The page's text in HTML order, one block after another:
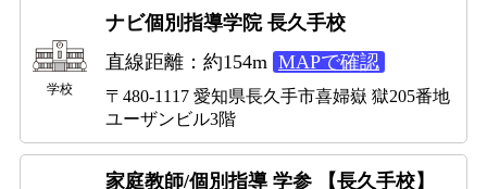
学校
ナビ個別指導学院 長久手校
直線距離：約154m MAPで確認
〒480-1117 愛知県長久手市喜婦嶽 獄205番地
ユーザンビル3階
家庭教師/個別指導 学参 【長久手校】